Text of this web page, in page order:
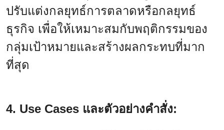
ปรับแต่งกลยุทธ์การตลาดหรือกลยุทธ์
ธุรกิจ เพื่อให้เหมาะสมกับพฤติกรรมของ
กลุ่มเป้าหมายและสร้างผลกระทบที่มาก
ที่สุด
4. Use Cases และตัวอย่างคำสั่ง: